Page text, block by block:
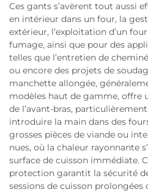
Ces gants s’avèrent tout aussi
en intérieur dans un four, la
extérieur, l’exploitation d’un
fumage, ainsi que pour des
telles que l’entretien de
ou encore des projets de
manchette allongée,
modèles haut de gamme, offre
de l’avant-bras,
introduire la main dans des
grosses pièces de viande ou
nues, où la chaleur rayonnante
surface de cuisson immédiate.
protection garantit la sécurité
sessions de cuisson prolongées